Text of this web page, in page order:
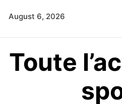
August 6, 2026
Toute